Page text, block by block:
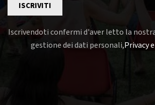
ISCRIVITI
Iscrivendoti confermi d'aver letto la
gestione dei dati personali,Privacy